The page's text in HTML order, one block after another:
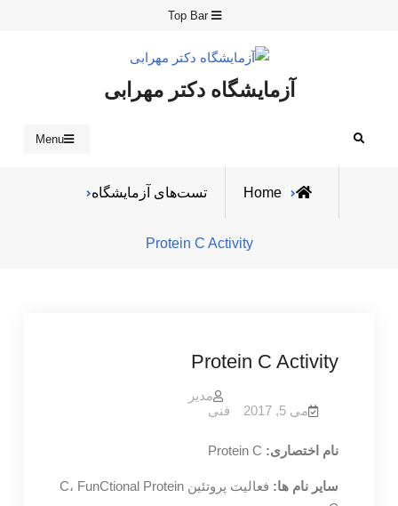
Top Bar
آزمایشگاه دکتر مهرابی
Menu Search
Home تست‌های آزمایشگاه
Protein C Activity
Protein C Activity
می 5, 2017
مدیر
فنی
نام اختصاری: Protein C
سایر نام ها:
فعالیت پروتئین C، FunCtional Protein